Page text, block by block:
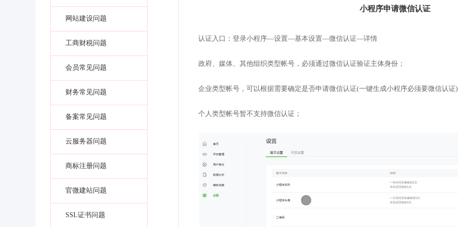
网站建设问题
工商财税问题
会员常见问题
财务常见问题
备案常见问题
云服务器问题
商标注册问题
官微建站问题
SSL证书问题
小程序申请微信认证
认证入口：登录小程序—设置—基本设置—微信认证—详情
政府、媒体、其他组织类型帐号，必须通过微信认证验证主体身份 ；
企业类型帐号，可以根据需要确定是否申请微信认证(一键生成小程序必须要微信认证)
个人类型帐号暂不支持微信认证 ；